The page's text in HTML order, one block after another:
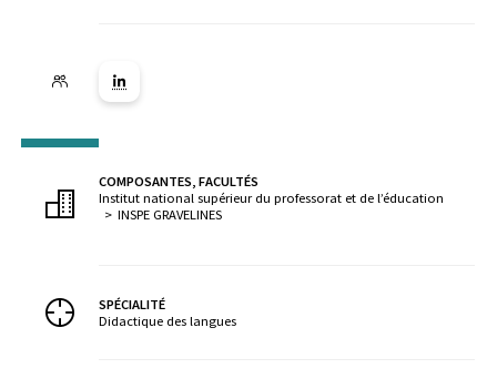
Lien vers la page Linkedin ( Nouvelle fenêtre)
COMPOSANTES, FACULTÉS
Institut national supérieur du professorat et de l’éducation
INSPE GRAVELINES
SPÉCIALITÉ
Didactique des langues